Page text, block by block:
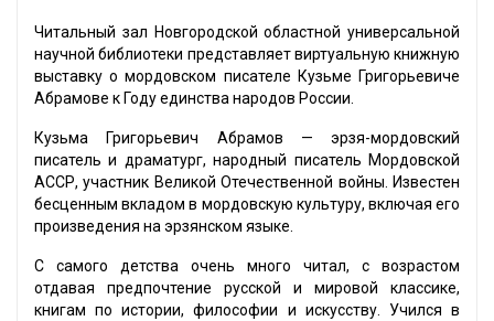
Читальный зал Новгородской областной универсальной
научной библиотеки представляет виртуальную книжную
выставку о мордовском писателе Кузьме Григорьевиче
Абрамове к Году единства народов России.
Кузьма Григорьевич Абрамов — эрзя-мордовский
писатель и драматург, народный писатель Мордовской
АССР, участник Великой Отечественной войны. Известен
бесценным вкладом в мордовскую культуру, включая его
произведения на эрзянском языке.
С самого детства очень много читал, с возрастом
отдавая предпочтение русской и мировой классике,
книгам по истории, философии и искусству. Учился в